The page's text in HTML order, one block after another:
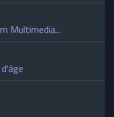
Multimedia...